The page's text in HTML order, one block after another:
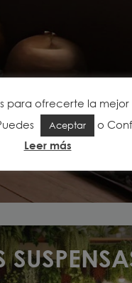
para ofrecerte la
Aceptar o
Leer más